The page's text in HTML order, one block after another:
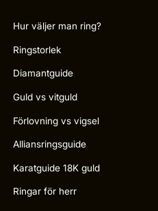
Hur väljer man ring?
Ringstorlek
Diamantguide
Guld vs vitguld
Förlovning vs vigsel
Alliansringsguide
Karatguide 18K guld
Ringar för herr